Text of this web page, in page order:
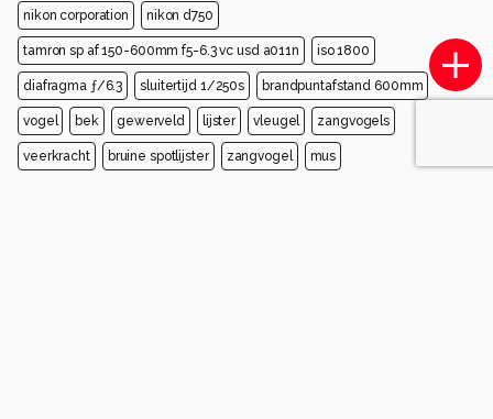
nikon corporation nikon d750
tamron sp af 150-600mm f5-6.3 vc usd a011n iso 1800
diafragma ƒ/6.3 sluitertijd 1/250s brandpuntafstand 600mm
vogel bek gewerveld lijster vleugel zangvogels
veerkracht bruine spotlijster zangvogel mus